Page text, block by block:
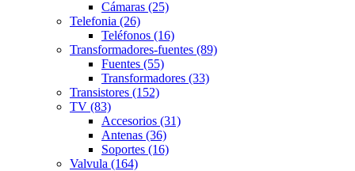
Cámaras (25)
Telefonia (26)
Teléfonos (16)
Transformadores-fuentes (89)
Fuentes (55)
Transformadores (33)
Transistores (152)
TV (83)
Accesorios (31)
Antenas (36)
Soportes (16)
Valvula (164)